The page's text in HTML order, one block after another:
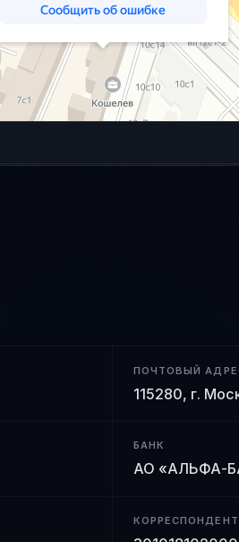
ПОЧТОВЫЙ
115280, г.
БАНК
АО «АЛЬФА-